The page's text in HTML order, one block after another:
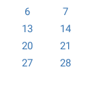
6
7
13
14
20
21
27
28